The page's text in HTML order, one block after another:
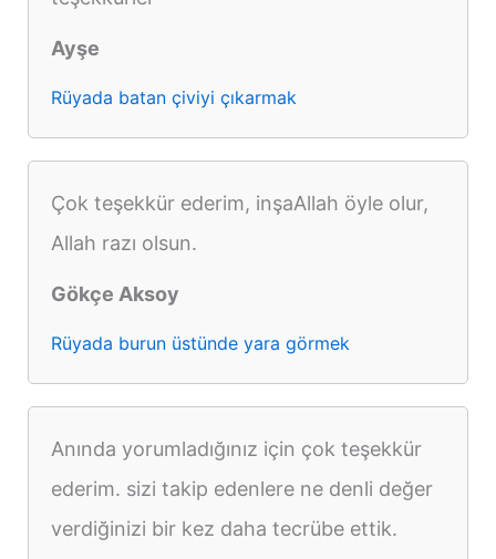
Ayşe
Rüyada batan çiviyi çıkarmak
Çok teşekkür ederim, inşaAllah öyle olur,
Allah razı olsun.
Gökçe Aksoy
Rüyada burun üstünde yara görmek
Anında yorumladığınız için çok teşekkür
ederim. sizi takip edenlere ne denli değer
verdiğinizi bir kez daha tecrübe ettik.